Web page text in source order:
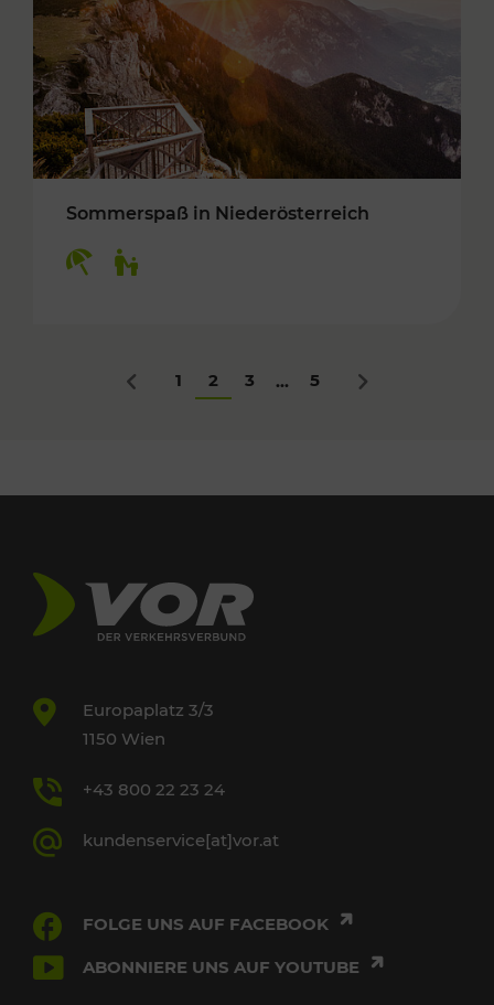
Sommerspaß in Niederösterreich
Zurück
1 2 3 ... 5 Nächstes
Europaplatz 3/3
1150 Wien
+43 800 22 23 24
kundenservice[at]vor.at
FOLGE UNS AUF FACEBOOK
ABONNIERE UNS AUF YOUTUBE